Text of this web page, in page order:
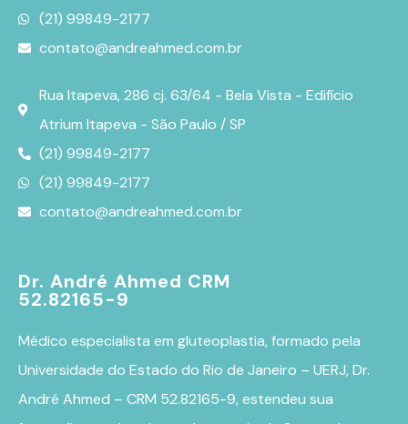
(21) 99849-2177
contato@andreahmed.com.br
Rua Itapeva, 286 cj. 63/64 - Bela Vista - Edifício
Atrium Itapeva - São Paulo / SP
(21) 99849-2177
(21) 99849-2177
contato@andreahmed.com.br
Dr. André Ahmed CRM
52.82165-9
Médico especialista em gluteoplastia, formado pela
Universidade do Estado do Rio de Janeiro – UERJ, Dr.
André Ahmed – CRM 52.82165-9, estendeu sua